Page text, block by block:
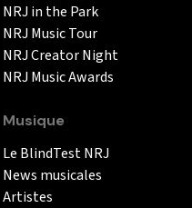
NRJ in the Park
NRJ Music Tour
NRJ Creator Night
NRJ Music Awards
Musique
Le BlindTest NRJ
News musicales
Artistes